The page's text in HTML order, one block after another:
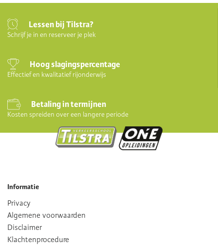
Lessen bij Tilstra?
Schrijf je in en reserveer je plek
Hoog slagingspercentage
Effectief en kwalitatief rijonderwijs
Betaling in termijnen
Kosten spreiden over een langere periode
Informatie
Privacy
Algemene voorwaarden
Disclaimer
Klachtenprocedure